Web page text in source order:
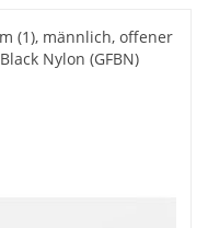
(1), männlich, offener
Nylon (GFBN)